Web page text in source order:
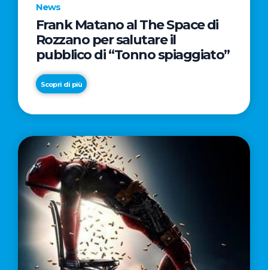
News
Frank Matano al The Space di
Rozzano per salutare il
pubblico di “Tonno spiaggiato”
Scopri di più